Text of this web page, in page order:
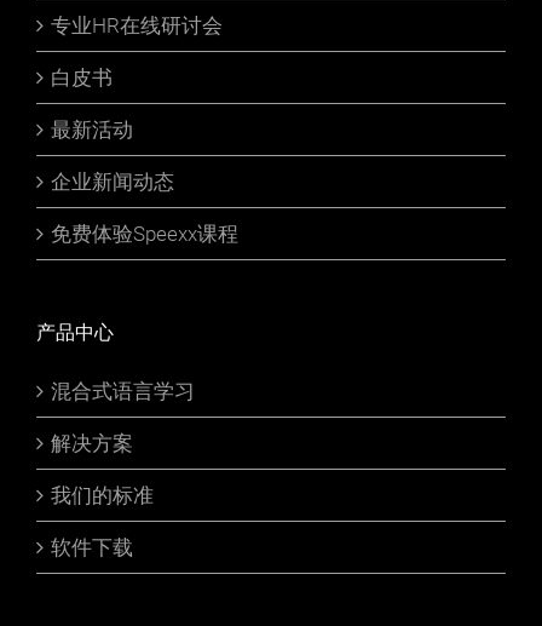
专业HR在线研讨会
白皮书
最新活动
企业新闻动态
免费体验Speexx课程
产品中心
混合式语言学习
解决方案
我们的标准
软件下载